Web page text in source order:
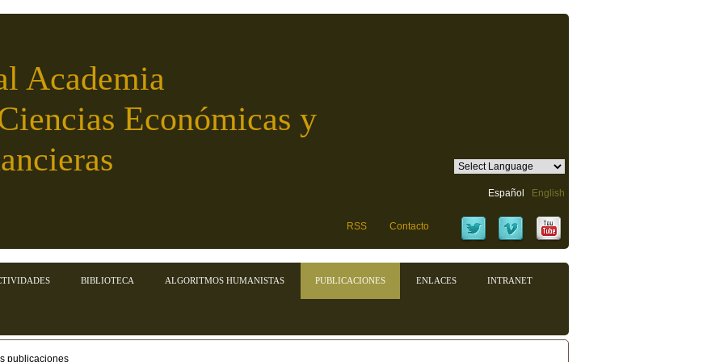
Academia
Económicas y
Español English
RSS Contacto
BIBLIOTECA ALGORITMOS HUMANISTAS PUBLICACIONES ENLACES INTRANET
publicaciones